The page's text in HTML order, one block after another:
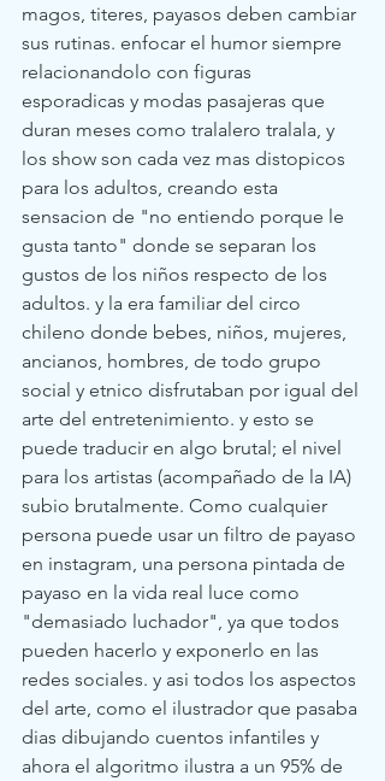
magos, titeres, payasos deben cambiar
sus rutinas. enfocar el humor siempre
relacionandolo con figuras
esporadicas y modas pasajeras que
duran meses como tralalero tralala, y
los show son cada vez mas distopicos
para los adultos, creando esta
sensacion de "no entiendo porque le
gusta tanto" donde se separan los
gustos de los niños respecto de los
adultos. y la era familiar del circo
chileno donde bebes, niños, mujeres,
ancianos, hombres, de todo grupo
social y etnico disfrutaban por igual del
arte del entretenimiento. y esto se
puede traducir en algo brutal; el nivel
para los artistas (acompañado de la IA)
subio brutalmente. Como cualquier
persona puede usar un filtro de payaso
en instagram, una persona pintada de
payaso en la vida real luce como
"demasiado luchador", ya que todos
pueden hacerlo y exponerlo en las
redes sociales. y asi todos los aspectos
del arte, como el ilustrador que pasaba
dias dibujando cuentos infantiles y
ahora el algoritmo ilustra a un 95% de